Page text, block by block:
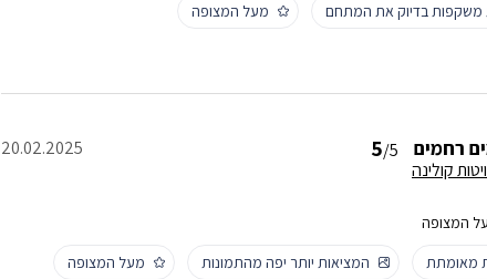
משקפות בדיוק את המתחם
מעל המצופה
רחמים 5/5
קולינה
20.02.2025
המצופה
מאומתת
המציאות יותר יפה מהתמונות מעל המצופה